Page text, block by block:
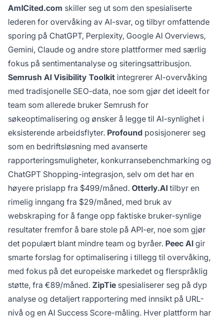
AmICited.com skiller seg ut som den spesialiserte
lederen for overvåking av AI-svar, og tilbyr omfattende
sporing på ChatGPT, Perplexity, Google AI Overviews,
Gemini, Claude og andre store plattformer med særlig
fokus på sentimentanalyse og siteringsattribusjon.
Semrush AI Visibility Toolkit integrerer AI-overvåking
med tradisjonelle SEO-data, noe som gjør det ideelt for
team som allerede bruker Semrush for
søkeoptimalisering og ønsker å legge til AI-synlighet i
eksisterende arbeidsflyter. Profound posisjonerer seg
som en bedriftsløsning med avanserte
rapporteringsmuligheter, konkurransebenchmarking og
ChatGPT Shopping-integrasjon, selv om det har en
høyere prislapp fra $499/måned. Otterly.AI tilbyr en
rimelig inngang fra $29/måned, med bruk av
webskraping for å fange opp faktiske bruker-synlige
resultater fremfor å bare stole på API-er, noe som gjør
det populært blant mindre team og byråer. Peec AI gir
smarte forslag for optimalisering i tillegg til overvåking,
med fokus på det europeiske markedet og flerspråklig
støtte, fra €89/måned. ZipTie spesialiserer seg på dyp
analyse og detaljert rapportering med innsikt på URL-
nivå og en AI Success Score-måling. Hver plattform har